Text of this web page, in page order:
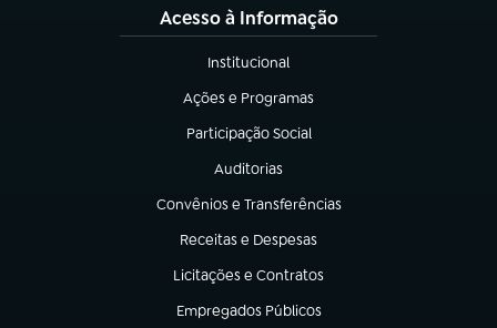
Acesso à Informação
Institucional
(abre em nova aba)
Ações e Programas
(abre em nova aba)
Participação Social
(abre em nova aba)
Auditorias
(abre em nova aba)
Convênios e Transferências
(abre em nova aba)
Receitas e Despesas
(abre em nova aba)
Licitações e Contratos
(abre em nova aba)
Empregados Públicos
(abre em nova aba)